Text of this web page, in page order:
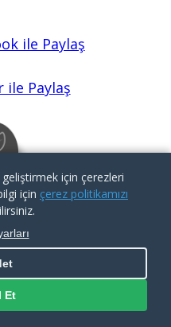
ile Paylaş
Paylaş
Aydınlatma Metni
için çerezleri
için çerez politikamızı
Et